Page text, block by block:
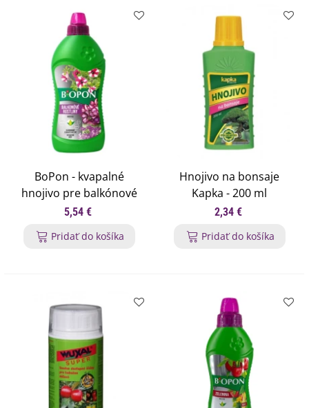
BoPon - kvapalné
hnojivo pre balkónové
rastliny - 1 l
5,54 €
Pridať do košíka
Hnojivo na bonsaje
Kapka - 200 ml
2,34 €
Pridať do košíka